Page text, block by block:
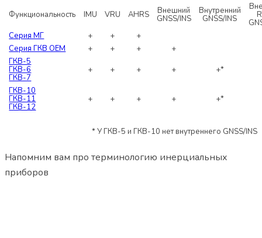
Функциональность IMU VRU AHRS Внешний
GNSS/INS
Внутренний
GNSS/INS
Серия МГ
+ +
+
Серия ГКВ OEM
+ + +
+
ГКВ-5
ГКВ-6
ГКВ-7
+ + + +
+*
ГКВ-10
ГКВ-11
ГКВ-12
+ + + + +*
* У ГКВ-5 и ГКВ-10 нет внутреннего GNSS/INS
Напомним вам про терминологию инерциальных
приборов